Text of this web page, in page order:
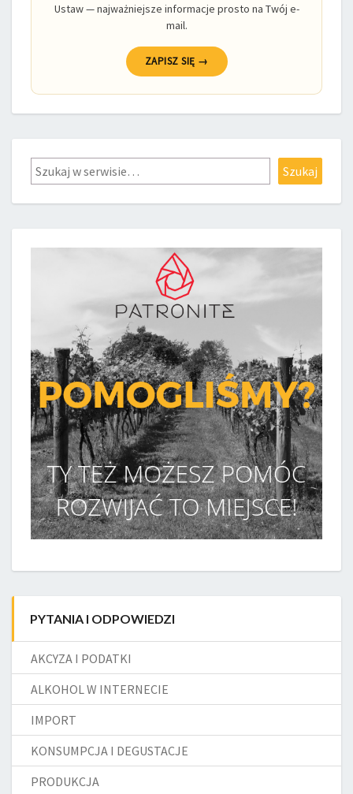
Ustaw — najważniejsze informacje prosto na Twój e-
mail.
ZAPISZ SIĘ →
Szukaj Szukaj
PYTANIA I ODPOWIEDZI
AKCYZA I PODATKI
ALKOHOL W INTERNECIE
IMPORT
KONSUMPCJA I DEGUSTACJE
PRODUKCJA